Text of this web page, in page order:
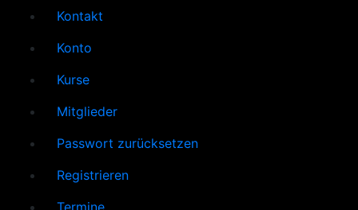
Kontakt
Konto
Kurse
Mitglieder
Passwort zurücksetzen
Registrieren